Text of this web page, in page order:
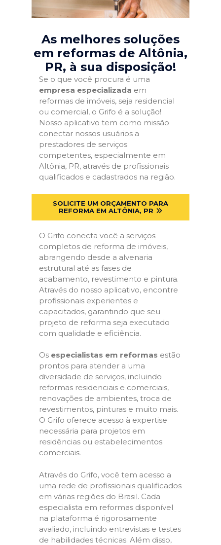
As melhores soluções
em reformas de Altônia,
PR, à sua disposição!
Se o que você procura é uma
empresa especializada em
reformas de imóveis, seja residencial
ou comercial, o Grifo é a solução!
Nosso aplicativo tem como missão
conectar nossos usuários a
prestadores de serviços
competentes, especialmente em
Altônia, PR, através de profissionais
qualificados e cadastrados na região.
SOLICITE UM ORÇAMENTO PARA
REFORMA EM ALTÔNIA, PR
O Grifo conecta você a serviços
completos de reforma de imóveis,
abrangendo desde a alvenaria
estrutural até as fases de
acabamento, revestimento e pintura.
Através do nosso aplicativo, encontre
profissionais experientes e
capacitados, garantindo que seu
projeto de reforma seja executado
com qualidade e eficiência.
Os especialistas em reformas estão
prontos para atender a uma
diversidade de serviços, incluindo
reformas residenciais e comerciais,
renovações de ambientes, troca de
revestimentos, pinturas e muito mais.
O Grifo oferece acesso à expertise
necessária para projetos em
residências ou estabelecimentos
comerciais.
Através do Grifo, você tem acesso a
uma rede de profissionais qualificados
em várias regiões do Brasil. Cada
especialista em reformas disponível
na plataforma é rigorosamente
avaliado, incluindo entrevistas e testes
de habilidades técnicas. Além disso,